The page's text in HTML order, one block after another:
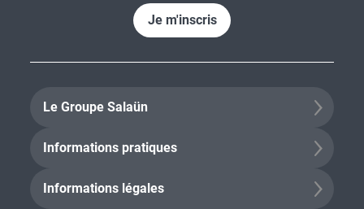
Je m'inscris
Le Groupe Salaün
Informations pratiques
Informations légales